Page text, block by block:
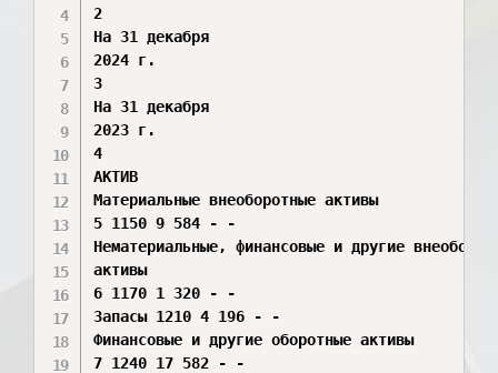
2
На 31 декабря
2024 г.
3
На 31 декабря
2023 г.
4
АКТИВ
Материальные внеоборотные активы
5 1150 9 584 - -
Нематериальные, финансовые и другие
активы
6 1170 1 320 - -
Запасы 1210 4 196 - -
Финансовые и другие оборотные активы
7 1240 17 582 - -